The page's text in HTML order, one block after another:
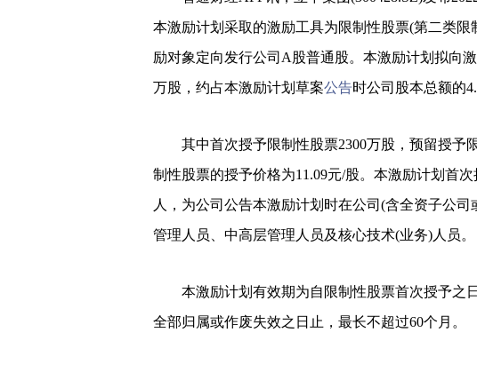
本激励计划采取的激励工具为限制性股票(第二类
励对象定向发行公司A股普通股。本激励计划拟向
万股，约占本激励计划草案公告时公司股本总额的
其中首次授予限制性股票2300万股，预留授予
制性股票的授予价格为11.09元/股。本激励计划首
人，为公司公告本激励计划时在公司(含全资子公
管理人员、中高层管理人员及核心技术(业务)人员。
本激励计划有效期为自限制性股票首次授予之
全部归属或作废失效之日止，最长不超过60个月。